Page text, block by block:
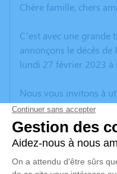
Chère famille, chers
C’est avec une grande
annonçons le décès de
lundi 27 février 2023 à
Nous vous invitons à
vos condoléances,
anecdote ou exprimer
poèmes ou des textes.
d'expression dédié à
MONTAGNE.